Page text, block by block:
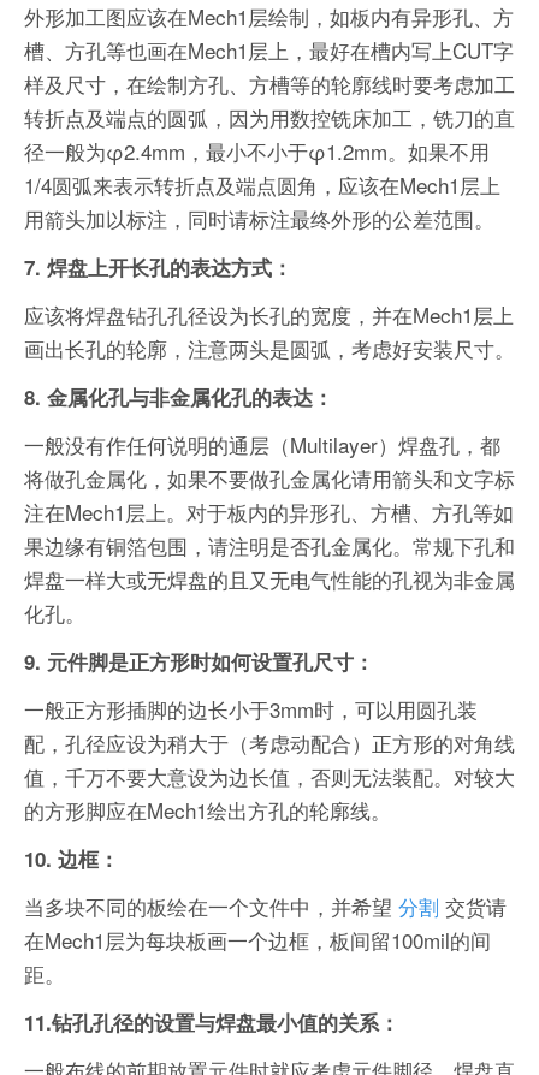
外形加工图应该在Mech1层绘制，如板内有异形孔、方
槽、方孔等也画在Mech1层上，最好在槽内写上CUT字
样及尺寸，在绘制方孔、方槽等的轮廓线时要考虑加工
转折点及端点的圆弧，因为用数控铣床加工，铣刀的直
径一般为φ2.4mm，最小不小于φ1.2mm。如果不用
1/4圆弧来表示转折点及端点圆角，应该在Mech1层上
用箭头加以标注，同时请标注最终外形的公差范围。
7. 焊盘上开长孔的表达方式：
应该将焊盘钻孔孔径设为长孔的宽度，并在Mech1层上
画出长孔的轮廓，注意两头是圆弧，考虑好安装尺寸。
8. 金属化孔与非金属化孔的表达：
一般没有作任何说明的通层（Multilayer）焊盘孔，都
将做孔金属化，如果不要做孔金属化请用箭头和文字标
注在Mech1层上。对于板内的异形孔、方槽、方孔等如
果边缘有铜箔包围，请注明是否孔金属化。常规下孔和
焊盘一样大或无焊盘的且又无电气性能的孔视为非金属
化孔。
9. 元件脚是正方形时如何设置孔尺寸：
一般正方形插脚的边长小于3mm时，可以用圆孔装
配，孔径应设为稍大于（考虑动配合）正方形的对角线
值，千万不要大意设为边长值，否则无法装配。对较大
的方形脚应在Mech1绘出方孔的轮廓线。
10. 边框：
当多块不同的板绘在一个文件中，并希望 分割 交货请
在Mech1层为每块板画一个边框，板间留100mil的间
距。
11.钻孔孔径的设置与焊盘最小值的关系：